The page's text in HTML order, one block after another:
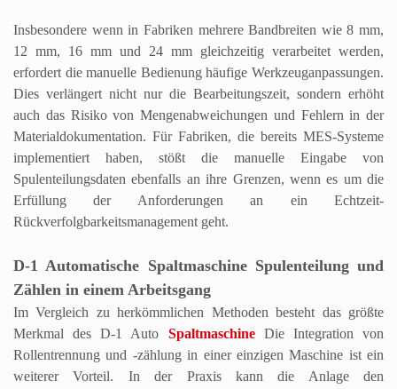
Insbesondere wenn in Fabriken mehrere Bandbreiten wie 8 mm,
12 mm, 16 mm und 24 mm gleichzeitig verarbeitet werden,
erfordert die manuelle Bedienung häufige Werkzeuganpassungen.
Dies verlängert nicht nur die Bearbeitungszeit, sondern erhöht
auch das Risiko von Mengenabweichungen und Fehlern in der
Materialdokumentation. Für Fabriken, die bereits MES-Systeme
implementiert haben, stößt die manuelle Eingabe von
Spulenteilungsdaten ebenfalls an ihre Grenzen, wenn es um die
Erfüllung der Anforderungen an ein Echtzeit-
Rückverfolgbarkeitsmanagement geht.
D-1Automatische Spaltmaschine Spulenteilung und
Zählen in einem Arbeitsgang
Im Vergleich zu herkömmlichen Methoden besteht das größte
Merkmal des D-1 Auto Spaltmaschine Die Integration von
Rollentrennung und -zählung in einer einzigen Maschine ist ein
weiterer Vorteil. In der Praxis kann die Anlage den